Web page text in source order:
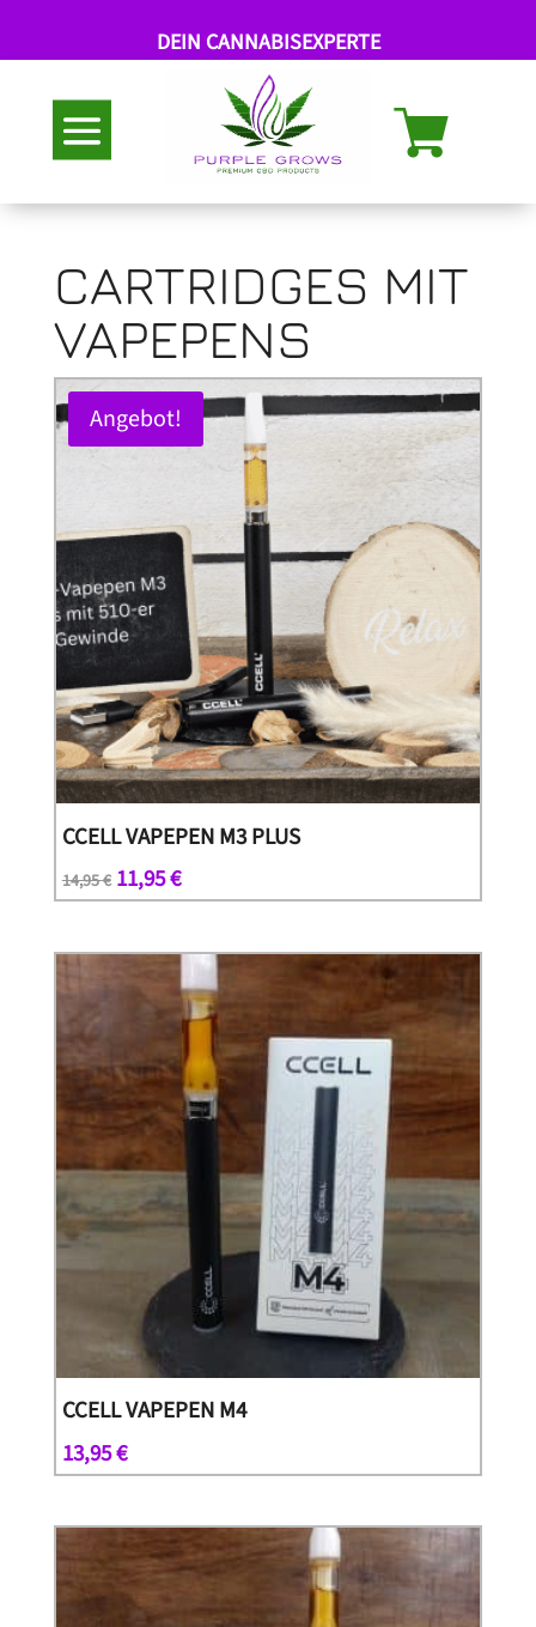
DEIN CANNABISEXPERTE
Abholung nach Termin
CARTRIDGES MIT
VAPEPENS
Angebot!
CCELL VAPEPEN M3 PLUS
14,95€ Ursprünglicher
war:
14,95 €
11,95€Aktueller
ist:
11,95 €.
CCELL VAPEPEN M4
13,95€